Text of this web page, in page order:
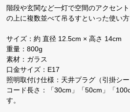
階段や玄関など一灯で空間のアクセン
の上に複数並べて吊るすといった使い方
サイズ：約 直径 12.5cm × 高さ 14cm
重量：800g
素材：ガラス
口金サイズ：E17
照明取付け仕様：天井プラグ（引掛シー
コード長さ：「30cm」「50cm」「
す。